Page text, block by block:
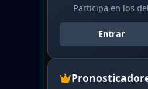
Participa en los
Entrar